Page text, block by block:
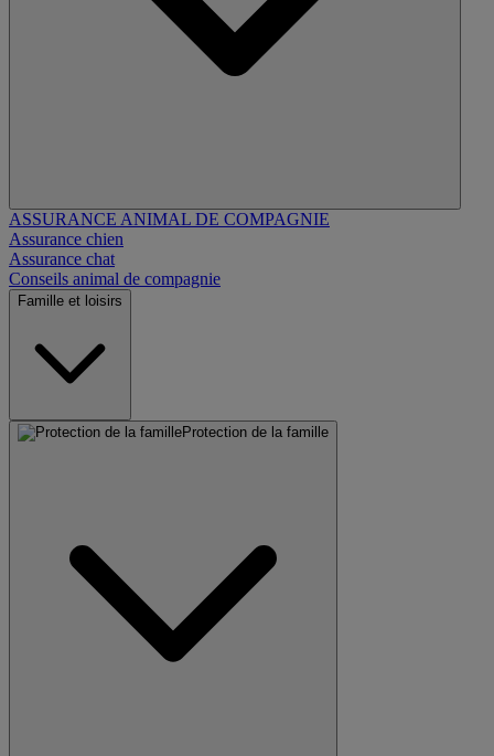
ASSURANCE ANIMAL DE COMPAGNIE
Assurance chien
Assurance chat
Conseils animal de compagnie
Famille et loisirs
Protection de la famille